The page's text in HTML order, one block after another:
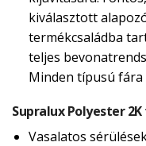
kiválasztott
termékcsaládba
teljes
Minden típusú fára
Supralux Polyester
Vasalatos